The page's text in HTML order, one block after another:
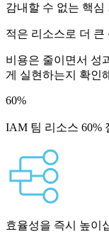
감내할 수 없는 핵
적은 리소스로 더 큰
비용은 줄이면서 성
게 실현하는지 확인
60%
IAM 팀 리소스 60%
효율성을 즉시 높이